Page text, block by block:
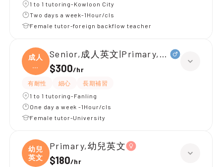
1 to 1 tutoring-Kowloon City
Two days a week-1Hour/cls
Female tutor-foreign backflow teacher
成人
英
文|
Senior,成人英文|Primary,日文、
$300/hr
有耐性 細心
長期補習
1 to 1 tutoring-Fanling
One day a week -1Hour/cls
Female tutor-University
幼兒
英文
Primary,幼兒英文
$180/hr